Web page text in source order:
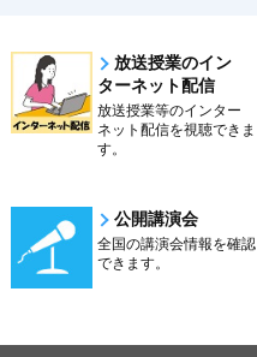
放送授業のイン
ターネット配信
放送授業等のインター
ネット配信を視聴できま
す。
公開講演会
全国の講演会情報を確認
できます。